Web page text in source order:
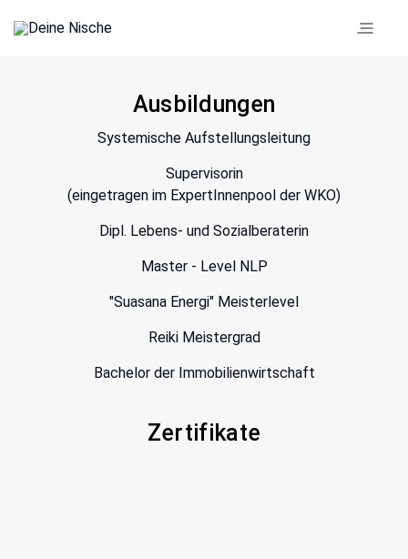
Ausbildungen
Systemische Aufstellungsleitung
Supervisorin
(eingetragen im ExpertInnenpool der WKO)
Dipl. Lebens- und Sozialberaterin
Master - Level NLP
"Suasana Energi" Meisterlevel
Reiki Meistergrad
Bachelor der Immobilienwirtschaft
Zertifikate